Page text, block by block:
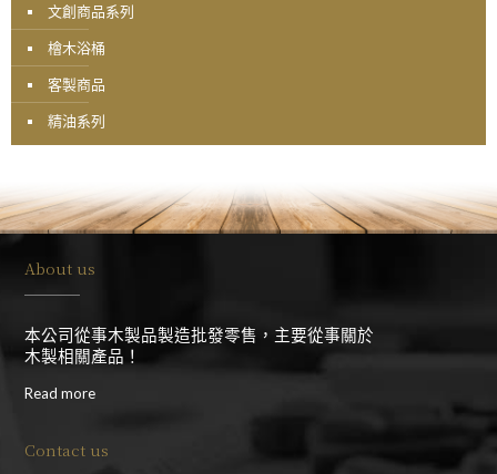
文創商品系列
檜木浴桶
客製商品
精油系列
About us
本公司從事木製品製造批發零售，主要從事關於
木製相關產品！
Read more
Contact us